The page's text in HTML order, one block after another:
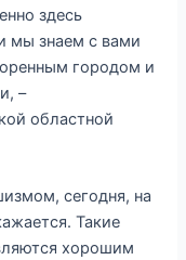
здесь
мы знаем с вами
городом и
–
областной
сегодня, на
Такие
хорошим